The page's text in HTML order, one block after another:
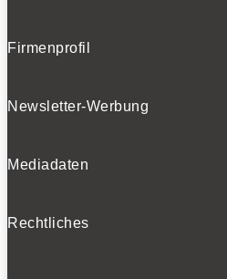
Firmenprofil
Newsletter-Werbung
Mediadaten
Rechtliches